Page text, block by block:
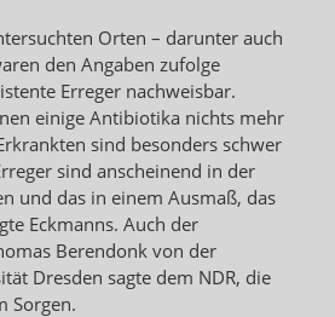
Orten – darunter auch
den Angaben zufolge
Erreger nachweisbar.
einige Antibiotika nichts mehr
sind besonders schwer
sind anscheinend in der
und das in einem Ausmaß, das
Eckmanns. Auch der
Berendonk von der
Dresden sagte dem NDR, die
Sorgen.